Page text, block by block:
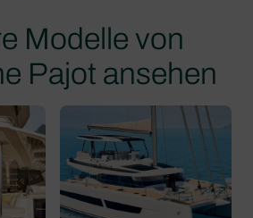
Modelle von
Pajot ansehen